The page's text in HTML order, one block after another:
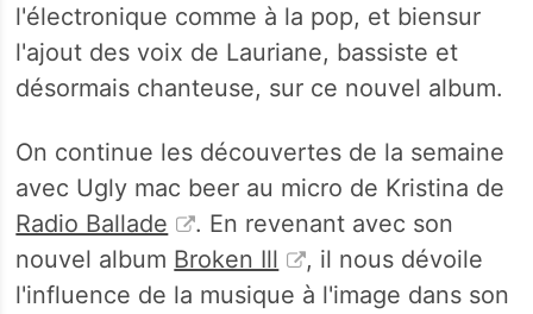
l'électronique comme à la pop, et biensur
l'ajout des voix de Lauriane, bassiste et
désormais chanteuse, sur ce nouvel album.
On continue les découvertes de la semaine
avec Ugly mac beer au micro de Kristina de
Radio Ballade
. En revenant avec son
nouvel album Broken Ill
, il nous dévoile
l'influence de la musique à l'image dans son